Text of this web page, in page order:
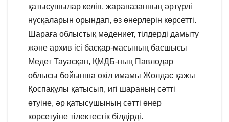
қатысушылар келіп, жарапазанның әртүрлі
нұсқаларын орындап, өз өнерлерін көрсетті.
Шараға облыстық мәдениет, тілдерді дамыту
және архив ісі басқар-масының басшысы
Медет Тауасқан, ҚМДБ-ның Павлодар
облысы бойынша өкіл имамы Жолдас қажы
Қоспақұлы қатысып, игі шараның сәтті
өтуіне, әр қатысушының сәтті өнер
көрсетуіне тілектестік білдірді.